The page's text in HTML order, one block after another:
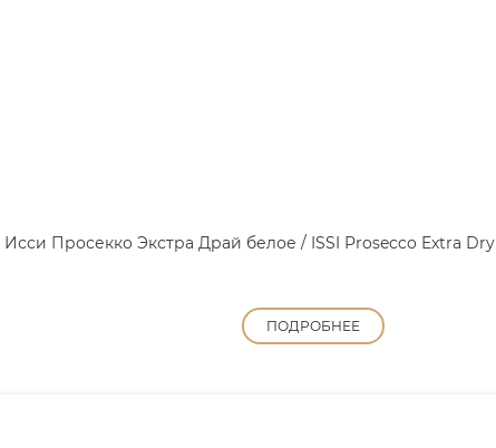
Исси Просекко Экстра Драй белое / ISSI Prosecco Extra Dry
ПОДРОБНЕЕ